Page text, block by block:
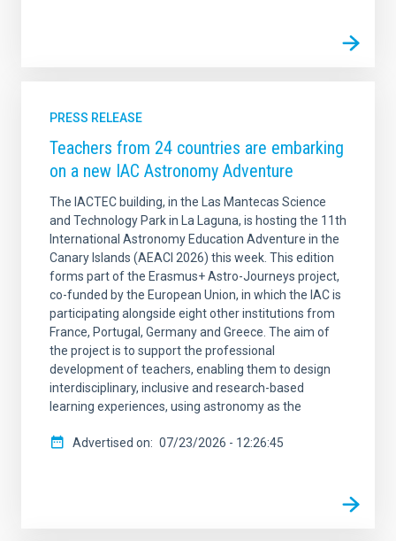
PRESS RELEASE
Teachers from 24 countries are embarking
on a new IAC Astronomy Adventure
The IACTEC building, in the Las Mantecas Science
and Technology Park in La Laguna, is hosting the 11th
International Astronomy Education Adventure in the
Canary Islands (AEACI 2026) this week. This edition
forms part of the Erasmus+ Astro-Journeys project,
co-funded by the European Union, in which the IAC is
participating alongside eight other institutions from
France, Portugal, Germany and Greece. The aim of
the project is to support the professional
development of teachers, enabling them to design
interdisciplinary, inclusive and research-based
learning experiences, using astronomy as the
Advertised on 07/23/2026 - 12:26:45